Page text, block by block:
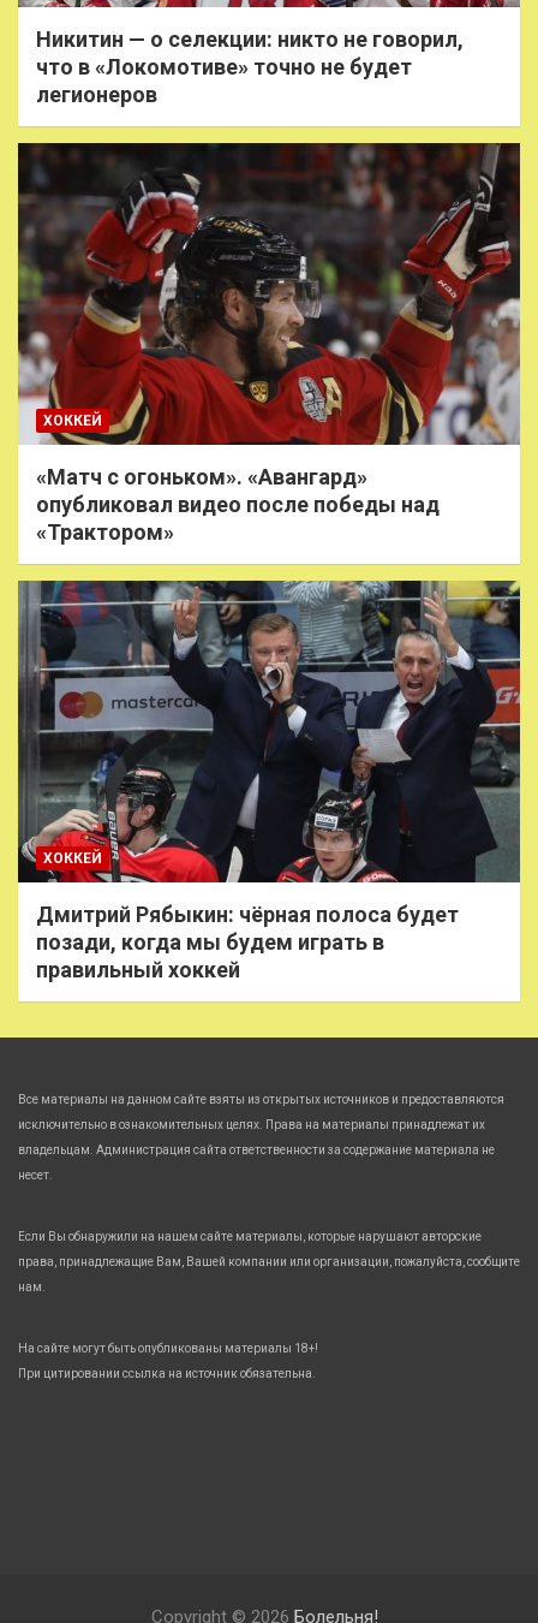
Никитин — о селекции: никто не говорил,
что в «Локомотиве» точно не будет
легионеров
ХОККЕЙ
«Матч с огоньком». «Авангард»
опубликовал видео после победы над
«Трактором»
ХОККЕЙ
Дмитрий Рябыкин: чёрная полоса будет
позади, когда мы будем играть в
правильный хоккей
Все материалы на данном сайте взяты из открытых источников и предоставляются
исключительно в ознакомительных целях. Права на материалы принадлежат их
владельцам. Администрация сайта ответственности за содержание материала не
несет.
Если Вы обнаружили на нашем сайте материалы, которые нарушают авторские
права, принадлежащие Вам, Вашей компании или организации, пожалуйста, сообщите
нам.
На сайте могут быть опубликованы материалы 18+!
При цитировании ссылка на источник обязательна.
Copyright © 2026 Болельня!